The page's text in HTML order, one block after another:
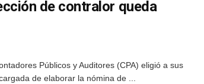
de contralor queda
Públicos y Auditores (CPA) eligió a sus
de elaborar la nómina de ...